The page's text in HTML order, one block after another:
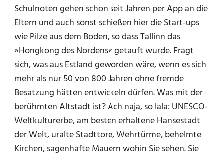
Schulnoten gehen schon seit Jahren per App an die
Eltern und auch sonst schießen hier die Start-ups
wie Pilze aus dem Boden, so dass Tallinn das
»Hongkong des Nordens« getauft wurde. Fragt
sich, was aus Estland geworden wäre, wenn es sich
mehr als nur 50 von 800 Jahren ohne fremde
Besatzung hätten entwickeln dürfen. Was mit der
berühmten Altstadt ist? Ach naja, so lala: UNESCO-
Weltkulturerbe, am besten erhaltene Hansestadt
der Welt, uralte Stadttore, Wehrtürme, behelmte
Kirchen, sagenhafte Mauern wohin Sie sehen. Sie